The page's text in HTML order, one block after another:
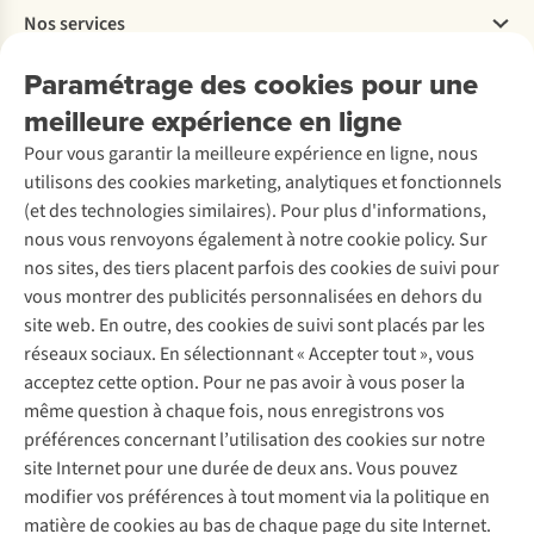
Paramétrage des cookies pour une
meilleure expérience en ligne
Pour vous garantir la meilleure expérience en ligne, nous
utilisons des cookies marketing, analytiques et fonctionnels
(et des technologies similaires). Pour plus d'informations,
nous vous renvoyons également à notre cookie policy. Sur
nos sites, des tiers placent parfois des cookies de suivi pour
vous montrer des publicités personnalisées en dehors du
site web. En outre, des cookies de suivi sont placés par les
réseaux sociaux. En sélectionnant « Accepter tout », vous
acceptez cette option. Pour ne pas avoir à vous poser la
même question à chaque fois, nous enregistrons vos
préférences concernant l’utilisation des cookies sur notre
site Internet pour une durée de deux ans. Vous pouvez
modifier vos préférences à tout moment via la politique en
matière de cookies au bas de chaque page du site Internet.
Livraison
Rétractation d'une commande
Entretien & réparations
Garantie
Contactez-nous
Explore More
À propos d’Ayacucho
Nos magasins
À propos d’A.S.Adventure
Déclaration d'accessibilité
Nos services
Location / Location sports d’hiver
Entretien de ski
Service de lavage
Entretien de chaussures
Réparation de chaussures
Réparation de vêtements
Retouches
Pour les entreprises
Découvrez
A.S.Magazine
Explore Camp
Gear Check
Expertise & conseils
Abonnez-vous à la newsletter
Suivez-nous
Mentions légales
Politique de confidentialité
Conditions générales
Cookie Policy